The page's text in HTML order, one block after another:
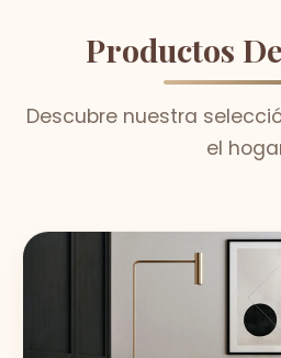
Productos
Descubre nuestra
el